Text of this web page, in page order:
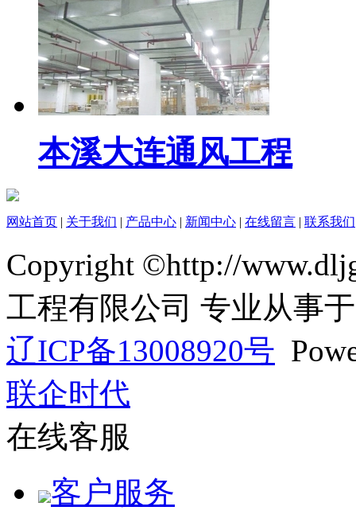
本溪大连通风工程
网站首页 | 关于我们 | 产品中心 | 新闻中心 | 在线留言 | 联系我们
Copyright ©http://
工程有限公司 专业从事于
辽ICP备13008920号
联企时代
在线客服
客户服务